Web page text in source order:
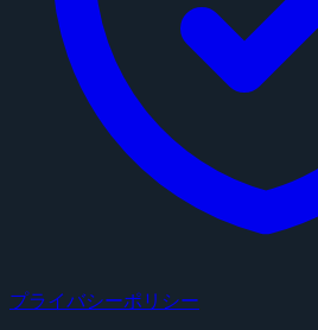
プライバシーポリシー